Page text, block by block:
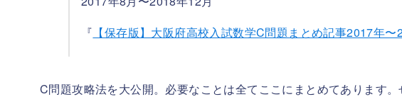
『 【保存版】大阪府高校入試数学C問題まとめ記事2017年〜
C問題攻略法を大公開。必要なことは全てここにまとめてあります。